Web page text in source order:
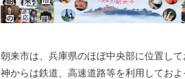
朝来市は、兵庫県のほぼ中央部に位置して
神からは鉄道、高速道路等を利用してお